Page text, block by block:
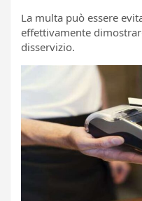
La multa può essere
effettivamente
disservizio.